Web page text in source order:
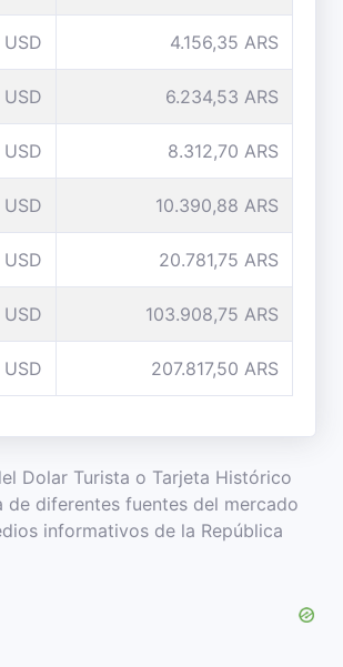
4.156,35 ARS
6.234,53 ARS
8.312,70 ARS
10.390,88 ARS
20.781,75 ARS
103.908,75 ARS
207.817,50 ARS
Dolar Turista o Tarjeta Histórico
de diferentes fuentes del mercado
informativos de la República